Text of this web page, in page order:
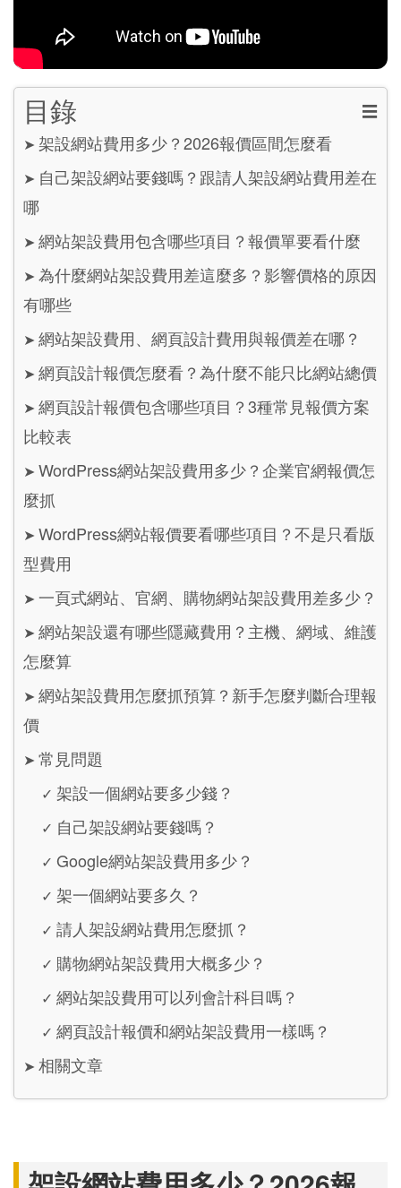
目錄 ☰
➤ 架設網站費用多少？2026報價區間怎麼看
➤ 自己架設網站要錢嗎？跟請人架設網站費用差在
哪
➤ 網站架設費用包含哪些項目？報價單要看什麼
➤ 為什麼網站架設費用差這麼多？影響價格的原因
有哪些
➤ 網站架設費用、網頁設計費用與報價差在哪？
➤ 網頁設計報價怎麼看？為什麼不能只比網站總價
➤ 網頁設計報價包含哪些項目？3種常見報價方案
比較表
➤ WordPress網站架設費用多少？企業官網報價怎
麼抓
➤ WordPress網站報價要看哪些項目？不是只看版
型費用
➤ 一頁式網站、官網、購物網站架設費用差多少？
➤ 網站架設還有哪些隱藏費用？主機、網域、維護
怎麼算
➤ 網站架設費用怎麼抓預算？新手怎麼判斷合理報
價
➤ 常見問題
✓ 架設一個網站要多少錢？
✓ 自己架設網站要錢嗎？
✓ Google網站架設費用多少？
✓ 架一個網站要多久？
✓ 請人架設網站費用怎麼抓？
✓ 購物網站架設費用大概多少？
✓ 網站架設費用可以列會計科目嗎？
✓ 網頁設計報價和網站架設費用一樣嗎？
➤ 相關文章